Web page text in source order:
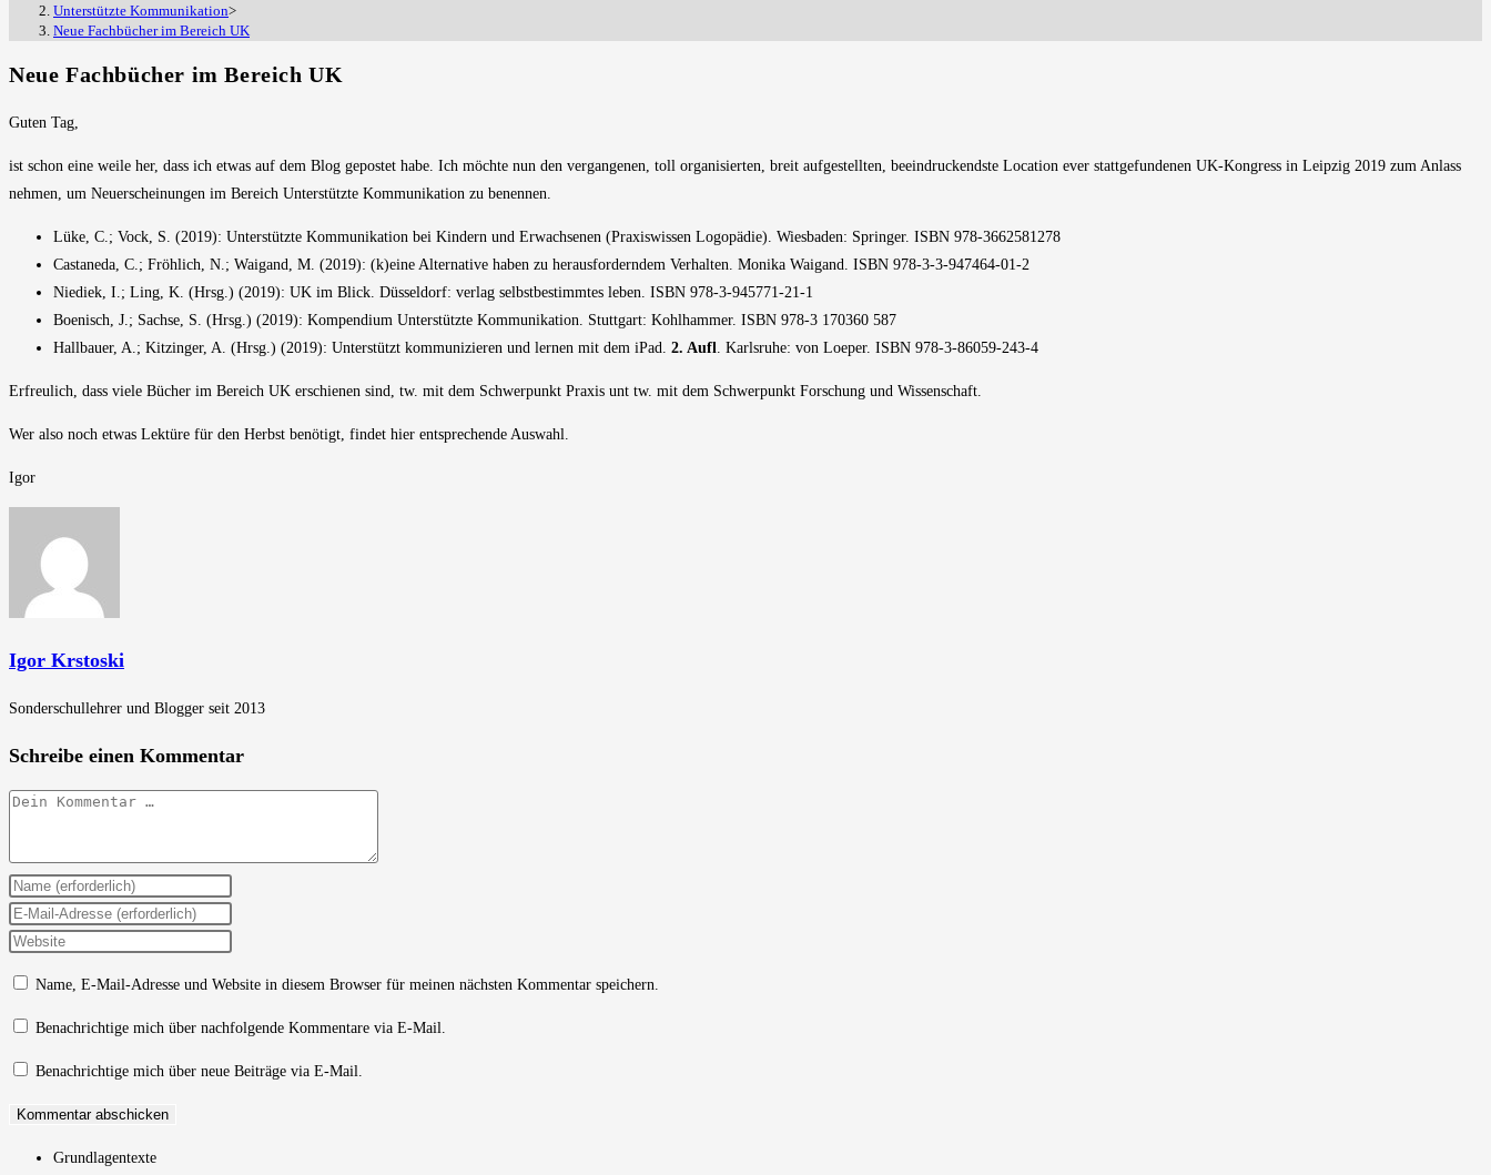
Unterstützte Kommunikation>
Neue Fachbücher im Bereich UK
Neue Fachbücher im Bereich UK
Guten Tag,
ist schon eine weile her, dass ich etwas auf dem Blog gepostet habe. Ich möchte nun den vergangenen, toll organisierten, breit aufgestellten, beeindruckendste Location ever stattgefundenen UK-Kongress in Leipzig 2019 zum Anlass
nehmen, um Neuerscheinungen im Bereich Unterstützte Kommunikation zu benennen.
Lüke, C.; Vock, S. (2019): Unterstützte Kommunikation bei Kindern und Erwachsenen (Praxiswissen Logopädie). Wiesbaden: Springer. ISBN 978-3662581278
Castaneda, C.; Fröhlich, N.; Waigand, M. (2019): (k)eine Alternative haben zu herausforderndem Verhalten. Monika Waigand. ISBN 978-3-3-947464-01-2
Niediek, I.; Ling, K. (Hrsg.) (2019): UK im Blick. Düsseldorf: verlag selbstbestimmtes leben. ISBN 978-3-945771-21-1
Boenisch, J.; Sachse, S. (Hrsg.) (2019): Kompendium Unterstützte Kommunikation. Stuttgart: Kohlhammer. ISBN 978-3 170360 587
Hallbauer, A.; Kitzinger, A. (Hrsg.) (2019): Unterstützt kommunizieren und lernen mit dem iPad. 2. Aufl. Karlsruhe: von Loeper. ISBN 978-3-86059-243-4
Erfreulich, dass viele Bücher im Bereich UK erschienen sind, tw. mit dem Schwerpunkt Praxis unt tw. mit dem Schwerpunkt Forschung und Wissenschaft.
Wer also noch etwas Lektüre für den Herbst benötigt, findet hier entsprechende Auswahl.
Igor
Igor Krstoski
Sonderschullehrer und Blogger seit 2013
Schreibe einen Kommentar
Kommentar
Gib
deinen
Namen
Benutzernamen
zum
ein
Gib
deine
Adresse
Kommentieren
ein
Gib
URL
(optional)
Name, E-Mail-Adresse und Website in diesem Browser für meinen nächsten Kommentar speichern.
Benachrichtige mich über nachfolgende Kommentare via E-Mail.
Benachrichtige mich über neue Beiträge via E-Mail.
Grundlagentexte